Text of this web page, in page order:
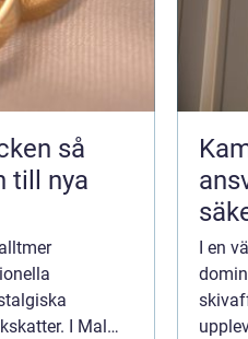
så
till nya
I Malmö
I en